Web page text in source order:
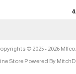
© 2025 - 2026
Store Powered By